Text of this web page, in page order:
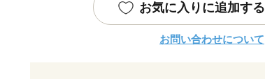
お気に入りに追加する
お問い合わせについて